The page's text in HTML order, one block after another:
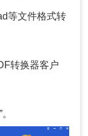
等文件格式转
转换器客户
”。